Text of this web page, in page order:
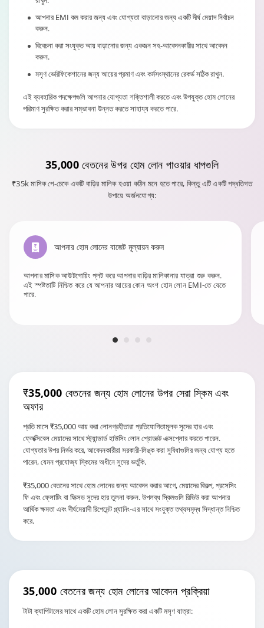
আপনার EMI কম করার জন্য এবং যোগ্যতা বাড়ানোর জন্য একটি দীর্ঘ মেয়াদ নির্বাচন
করুন.
বিবেচনা করা সংযুক্ত আয় বাড়ানোর জন্য একজন সহ-আবেদনকারীর সাথে আবেদন
করুন.
মসৃণ ভেরিফিকেশানের জন্য আয়ের প্রমাণ এবং কর্মসংস্থানের রেকর্ড সঠিক রাখুন.
এই ব্যবহারিক পদক্ষেপগুলি আপনার যোগ্যতা শক্তিশালী করতে এবং উপযুক্ত হোম লোনের
পরিমাণ সুরক্ষিত করার সম্ভাবনা উন্নত করতে সাহায্য করতে পারে.
35,000 বেতনের উপর হোম লোন পাওয়ার ধাপগুলি
₹35k মাসিক পে-চেকে একটি বাড়ির মালিক হওয়া কঠিন মনে হতে পারে, কিন্তু এটি একটি পদ্ধতিগত
উপায়ে অর্জনযোগ্য:
আপনার হোম লোনের বাজেট মূল্যায়ন করুন
আপনার মাসিক আউটগোয়িং প্লট করে আপনার বাড়ির মালিকানার যাত্রা শুরু করুন.
এই স্পষ্টতাটি নিশ্চিত করে যে আপনার আয়ের কোন অংশ হোম লোন EMI-তে যেতে
পারে.
₹35,000 বেতনের জন্য হোম লোনের উপর সেরা স্কিম এবং
অফার
প্রতি মাসে ₹35,000 আয় করা লোনগ্রহীতারা প্রতিযোগিতামূলক সুদের হার এবং
ফ্লেক্সিবেল মেয়াদের সাথে স্ট্যান্ডার্ড হাউসিং লোন প্রোডাক্ট এক্সপ্লোর করতে পারেন.
যোগ্যতার উপর নির্ভর করে, আবেদনকারীরা সরকারী-লিঙ্ক করা সুবিধাগুলির জন্য যোগ্য হতে
পারেন, যেমন প্রযোজ্য স্কিমের অধীনে সুদের ভর্তুকি.
₹35,000 বেতনের সাথে হোম লোনের জন্য আবেদন করার আগে, মেয়াদের বিকল্প, প্রসেসিং
ফি এবং ফ্লোটিং বা ফিক্সড সুদের হার তুলনা করুন. উপলব্ধ স্কিমগুলি রিভিউ করা আপনার
আর্থিক ক্ষমতা এবং দীর্ঘমেয়াদী রিপেমেন্ট প্ল্যানিং-এর সাথে সংযুক্ত তথ্যসমৃদ্ধ সিদ্ধান্ত নিশ্চিত
করে.
35,000 বেতনের জন্য হোম লোনের আবেদন প্রক্রিয়া
টাটা ক্যাপিটালের সাথে একটি হোম লোন সুরক্ষিত করা একটি মসৃণ যাত্রা: